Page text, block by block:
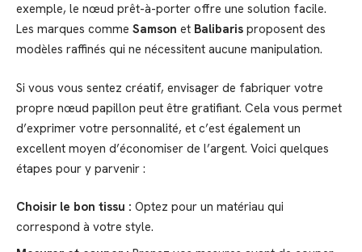
exemple, le nœud prêt-à-porter offre une solution facile.
Les marques comme Samson et Balibaris proposent des
modèles raffinés qui ne nécessitent aucune manipulation.
Si vous vous sentez créatif, envisager de fabriquer votre
propre nœud papillon peut être gratifiant. Cela vous permet
d’exprimer votre personnalité, et c’est également un
excellent moyen d’économiser de l’argent. Voici quelques
étapes pour y parvenir :
Choisir le bon tissu : Optez pour un matériau qui
correspond à votre style.